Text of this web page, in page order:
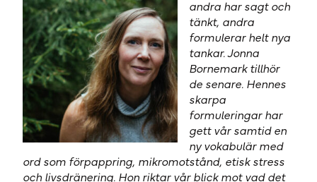
andra har sagt och
tänkt, andra
formulerar helt nya
tankar. Jonna
Bornemark tillhör
de senare. Hennes
skarpa
formuleringar har
gett vår samtid en
ny vokabulär med
ord som förpappring, mikromotstånd, etisk stress
och livsdränering. Hon riktar vår blick mot vad det